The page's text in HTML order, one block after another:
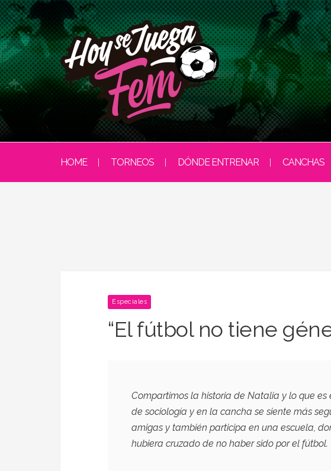
HOME TORNEOS DÓNDE ENTRENAR CANCHAS
Especiales
“El fútbol no tiene
Compartimos la historia de Natalia y lo que es
de sociología y en la cancha se siente más
amigas y también participa en una escuela,
hubiera cruzado de no haber sido por el fútbol.